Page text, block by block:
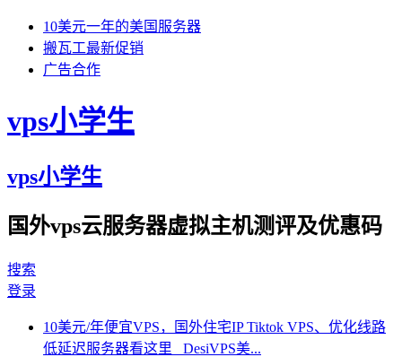
10美元一年的美国服务器
搬瓦工最新促销
广告合作
vps小学生
vps小学生
国外vps云服务器虚拟主机测评及优惠码
搜索
登录
10美元/年便宜VPS，国外住宅IP Tiktok VPS、优化线路
低延迟服务器看这里 DesiVPS美...